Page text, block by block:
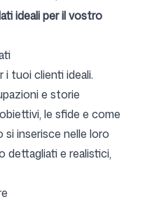
ideali per il vostro
i tuoi clienti ideali.
e storie
le sfide e come
inserisce nelle loro
dettagliati e realistici,